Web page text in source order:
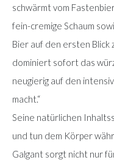
schwärmt vom
fein-cremige Schaum
Bier auf den ersten Blick
dominiert sofort das
neugierig auf den
macht.“
Seine natürlichen
und tun dem Körper
Galgant sorgt nicht nur